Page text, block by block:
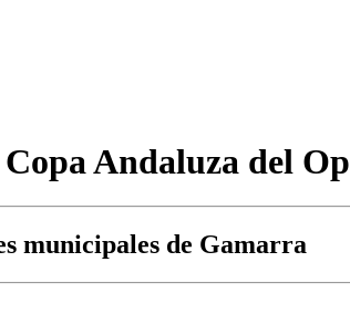
Andaluza del
municipales de Gamarra